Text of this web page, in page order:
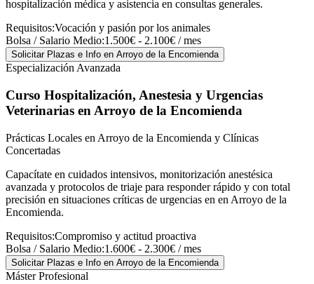
hospitalización médica y asistencia en consultas generales.
Requisitos:Vocación y pasión por los animales
Bolsa / Salario Medio:1.500€ - 2.100€ / mes
Solicitar Plazas e Info en Arroyo de la Encomienda
Especialización Avanzada
Curso Hospitalización, Anestesia y Urgencias
Veterinarias en Arroyo de la Encomienda
Prácticas Locales en Arroyo de la Encomienda y Clínicas
Concertadas
Capacítate en cuidados intensivos, monitorización anestésica
avanzada y protocolos de triaje para responder rápido y con total
precisión en situaciones críticas de urgencias en en Arroyo de la
Encomienda.
Requisitos:Compromiso y actitud proactiva
Bolsa / Salario Medio:1.600€ - 2.300€ / mes
Solicitar Plazas e Info en Arroyo de la Encomienda
Máster Profesional